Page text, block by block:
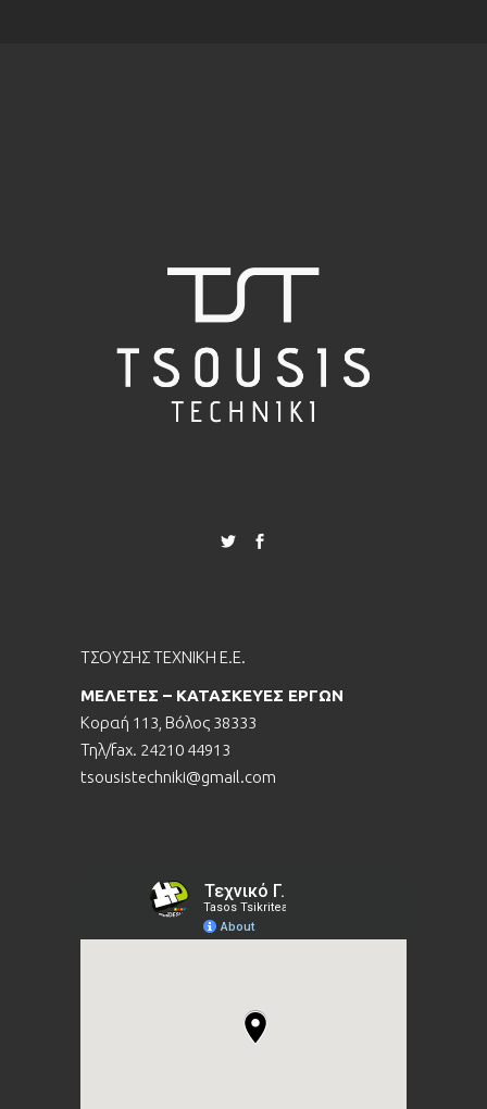
ΤΣΟΥΣΗΣ ΤΕΧΝΙΚΗ Ε.Ε.
ΜΕΛΕΤΕΣ – ΚΑΤΑΣΚΕΥΕΣ ΕΡΓΩΝ
Κοραή 113, Βόλος 38333
Τηλ/fax. 24210 44913
tsousistechniki@gmail.com